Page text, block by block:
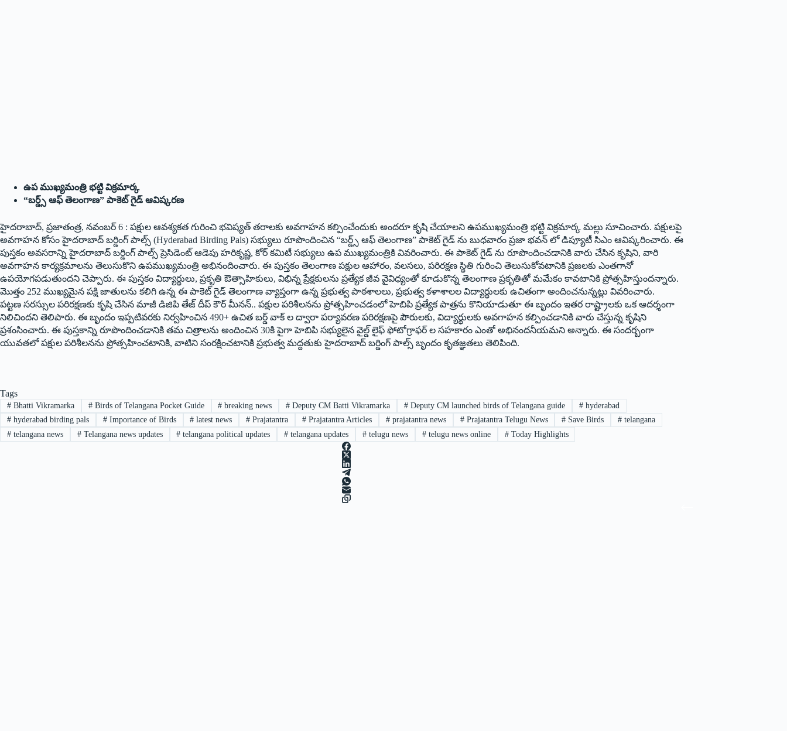
ఉప ముఖ్యమంత్రి భట్టి విక్రమార్క
“బర్డ్స్ ఆఫ్ తెలంగాణ” పాకెట్ గైడ్ ఆవిష్కర‌ణ‌
హైద‌రాబాద్‌, ప్ర‌జాతంత్ర‌, న‌వంబ‌ర్ 6 : పక్షుల ఆవ‌శ్య‌క‌త గురించి భవిష్యత్ తరాలకు అవగాహన కల్పించేందుకు అంద‌రూ కృషి చేయాల‌ని ఉప‌ముఖ్య‌మంత్రి భ‌ట్టి విక్ర‌మార్క మ‌ల్లు సూచించారు. ప‌క్షుల‌పై
అవ‌గాహ‌న కోసం హైదరాబాద్ బర్డింగ్ పాల్స్ (Hyderabad Birding Pals) సభ్యులు రూపొందించిన “బర్డ్స్ ఆఫ్ తెలంగాణ” పాకెట్ గైడ్ ను బుధవారం ప్రజా భవన్ లో డిప్యూటీ సిఎం ఆవిష్కరించారు. ఈ
పుస్తకం అవసరాన్ని హైదరాబాద్ బర్డింగ్ పాల్స్ ప్రెసిడెంట్ ఆడెపు హరికృష్ణ, కోర్ కమిటీ సభ్యులు ఉప ముఖ్యమంత్రికి వివరించారు. ఈ పాకెట్ గైడ్ ను రూపొందించడానికి వారు చేసిన కృషిని, వారి
అవగాహన కార్యక్రమాలను తెలుసుకొని ఉపముఖ్యమంత్రి అభినందించారు. ఈ పుస్తకం తెలంగాణ పక్షుల ఆహారం, వలసలు, పరిరక్షణ స్థితి గురించి తెలుసుకోవటానికి ప్రజలకు ఎంతగానో
ఉపయోగపడుతుంద‌ని చెప్పారు. ఈ పుస్తకం విద్యార్థులు, ప్రకృతి ఔత్సాహికులు, విభిన్న ప్రేక్షకులను ప్రత్యేక జీవ వైవిధ్యంతో కూడుకొన్న తెలంగాణ ప్రకృతితో మమేకం కావటానికి ప్రోత్సహిస్తుంద‌న్నారు.
మొత్తం 252 ముఖ్యమైన పక్షి జాతులను కలిగి ఉన్న ఈ పాకెట్ గైడ్ తెలంగాణ వ్యాప్తంగా ఉన్న ప్రభుత్వ పాఠశాలలు, ప్రభుత్వ కళాశాలల విద్యార్థులకు ఉచితంగా అందించనున్న‌ట్లు వివరించారు.
పట్టణ సరస్సుల పరిరక్షణకు కృషి చేసిన మాజీ డిజిపి తేజ్ దీప్ కౌర్ మీనన్.. పక్షుల పరిశీలనను ప్రోత్సహించడంలో హెబిపి ప్రత్యేక పాత్రను కొనియాడుతూ ఈ బృందం ఇతర రాష్ట్రాలకు ఒక ఆదర్శంగా
నిలిచింద‌ని తెలిపారు. ఈ బృందం ఇప్పటివరకు నిర్వహించిన 490+ ఉచిత బర్డ్ వాక్ ల ద్వారా పర్యావరణ పరిరక్షణపై పౌరులకు, విద్యార్థులకు అవగాహన కల్పించడానికి వారు చేస్తున్న కృషిని
ప్రశంసించారు. ఈ పుస్తకాన్ని రూపొందించడానికి తమ చిత్రాలను అందించిన 30కి పైగా హెబిపి సభ్యులైన వైల్డ్ లైఫ్ ఫోటోగ్రాఫర్ ల సహకారం ఎంతో అభినందనీయమ‌ని అన్నారు. ఈ సందర్బంగా
యువతలో పక్షుల పరిశీలనను ప్రోత్సహించటానికి, వాటిని సంరక్షించటానికి ప్రభుత్వ మద్దతుకు హైదరాబాద్ బర్డింగ్ పాల్స్ బృందం కృతజ్ఞతలు తెలిపింది.
Tags
#Bhatti Vikramarka #Birds of Telangana Pocket Guide # breaking news # Deputy CM Batti Vikramarka # Deputy CM launched birds of Telangana guide #hyderabad
#hyderabad birding pals #Importance of Birds # latest news # Prajatantra # Prajatantra Articles #prajatantra news #Prajatantra Telugu News # Save Birds # telangana
#telangana news #Telangana news updates # telangana political updates # telangana updates # telugu news #telugu news online #Today Highlights